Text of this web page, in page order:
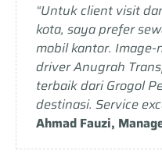
“Untuk client visit
kota, saya prefer
mobil kantor.
driver Anugrah
terbaik dari Grogol
destinasi. Service
Ahmad Fauzi,